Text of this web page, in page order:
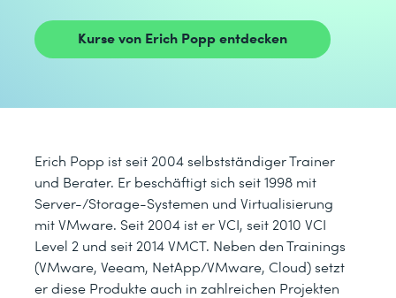
Kurse von Erich Popp entdecken
Erich Popp ist seit 2004 selbstständiger Trainer
und Berater. Er beschäftigt sich seit 1998 mit
Server-/Storage-Systemen und Virtualisierung
mit VMware. Seit 2004 ist er VCI, seit 2010 VCI
Level 2 und seit 2014 VMCT. Neben den Trainings
(VMware, Veeam, NetApp/VMware, Cloud) setzt
er diese Produkte auch in zahlreichen Projekten